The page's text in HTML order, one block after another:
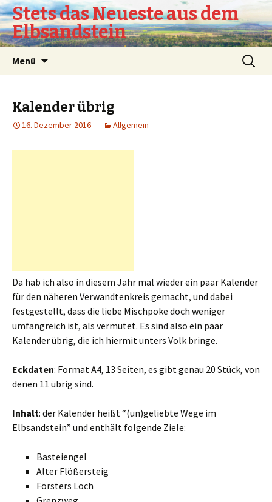
Stets das Neueste aus dem
Elbsandstein
Menü
Suchen
nach:
Kalender übrig
16. Dezember 2016 Allgemein
Da hab ich also in diesem Jahr mal wieder ein paar Kalender
für den näheren Verwandtenkreis gemacht, und dabei
festgestellt, dass die liebe Mischpoke doch weniger
umfangreich ist, als vermutet. Es sind also ein paar
Kalender übrig, die ich hiermit unters Volk bringe.
Eckdaten: Format A4, 13 Seiten, es gibt genau 20 Stück, von
denen 11 übrig sind.
Inhalt: der Kalender heißt “(un)geliebte Wege im
Elbsandstein” und enthält folgende Ziele:
Basteiengel
Alter Flößersteig
Försters Loch